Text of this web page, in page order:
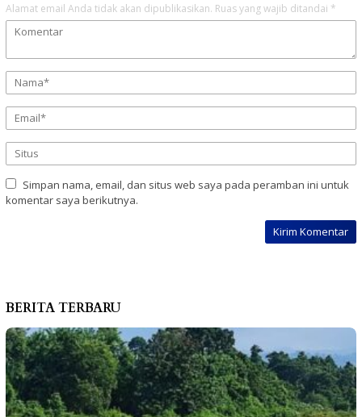
Alamat email Anda tidak akan dipublikasikan. Ruas yang wajib ditandai *
Simpan nama, email, dan situs web saya pada peramban ini untuk
komentar saya berikutnya.
BERITA TERBARU